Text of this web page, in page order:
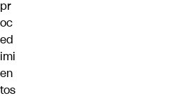
pr
oc
ed
imi
en
tos